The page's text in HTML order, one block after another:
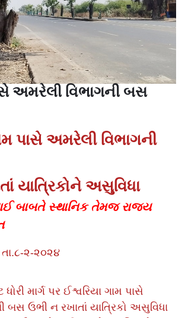
અમરેલી વિભાગની બસ
પાસે અમરેલી વિભાગની
યાત્રિકોને અસુવિધા
બાબતે સ્થાનિક તેમજ રાજ્ય
તા.૮-૨-૨૦૨૪
માર્ગ પર ઈશ્વરિયા ગામ પાસે
બસ ઉભી ન રખાતાં યાત્રિકો અસુવિધા